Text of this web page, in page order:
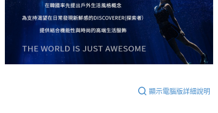
顯示電腦版詳細說明